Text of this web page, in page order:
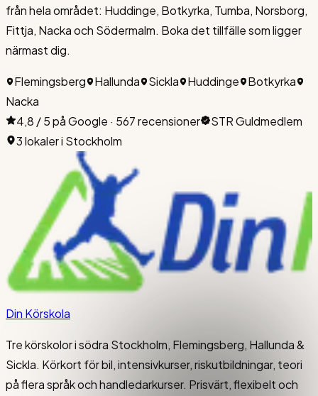
från hela området: Huddinge, Botkyrka, Tumba, Norsborg,
Fittja, Nacka och Södermalm. Boka det tillfälle som ligger
närmast dig.
Flemingsberg Hallunda Sickla Huddinge
Botkyrka
Nacka
4,8 / 5 på Google · 567 recensioner
STR Guldmedlem
3 lokaler i Stockholm
Din Körskola
Tre körskolor i södra Stockholm, Flemingsberg, Hallunda &
Sickla. Körkort för bil, intensivkurser, riskutbildningar, teori
på flera språk och handledarkurser. Prisvärt, flexibelt och